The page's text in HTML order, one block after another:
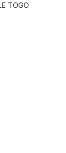
TOGO